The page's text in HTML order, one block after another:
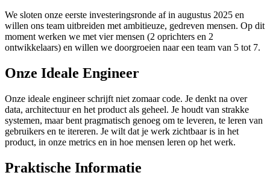
We sloten onze eerste investeringsronde af in augustus 2025 en
willen ons team uitbreiden met ambitieuze, gedreven mensen. Op dit
moment werken we met vier mensen (2 oprichters en 2
ontwikkelaars) en willen we doorgroeien naar een team van 5 tot 7.
Onze Ideale Engineer
Onze ideale engineer schrijft niet zomaar code. Je denkt na over
data, architectuur en het product als geheel. Je houdt van strakke
systemen, maar bent pragmatisch genoeg om te leveren, te leren van
gebruikers en te itereren. Je wilt dat je werk zichtbaar is in het
product, in onze metrics en in hoe mensen leren op het werk.
Praktische Informatie